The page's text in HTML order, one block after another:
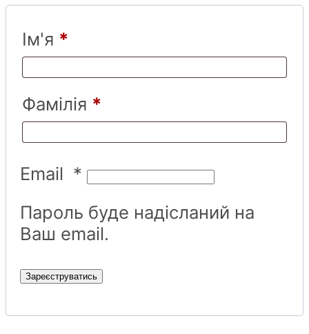
Ім'я *
Фамілія *
Email *
Пароль буде надісланий на
Ваш email.
Зареєструватись